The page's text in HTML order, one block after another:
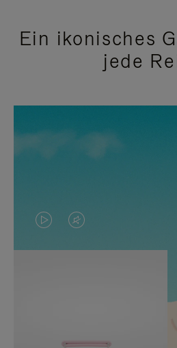
Ein ikonisches
jede
DAS
VIDEO
VIDEO
IST